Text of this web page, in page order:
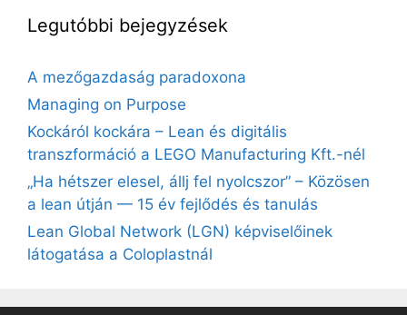
Legutóbbi bejegyzések
A mezőgazdaság paradoxona
Managing on Purpose
Kockáról kockára – Lean és digitális
transzformáció a LEGO Manufacturing Kft.-nél
„Ha hétszer elesel, állj fel nyolcszor” – Közösen
a lean útján — 15 év fejlődés és tanulás
Lean Global Network (LGN) képviselőinek
látogatása a Coloplastnál